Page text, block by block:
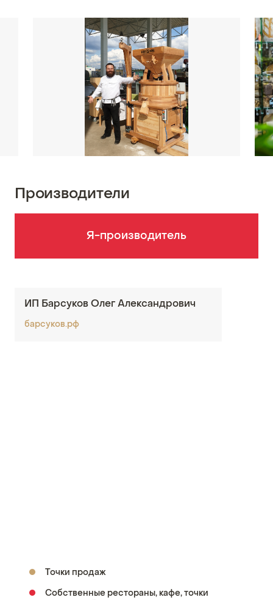
Производители
Я-производитель
ИП Барсуков Олег Александрович
барсуков.рф
Точки продаж
Собственные рестораны, кафе, точки